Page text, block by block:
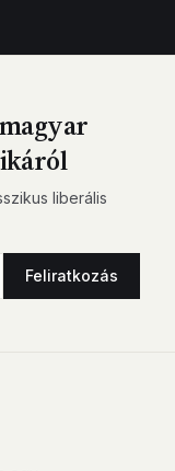
liberális
Feliratkozás